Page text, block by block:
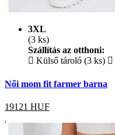
3XL
(3 ks)
Szállítás az otthoni:
Külső tároló (3 ks)
Női mom fit farmer barna
19121 HUF